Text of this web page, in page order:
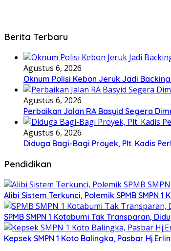
Berita Terbaru
Agustus 6, 2026
Oknum Polisi Kebon Jeruk Jadi
Agustus 6, 2026
Perbaikan Jalan RA Basyid Segera
Agustus 6, 2026
Diduga Bagi-Bagi Proyek, Plt. Kadis
Pendidikan
Alibi Sistem Terkunci, Polemik SPMB SMPN
SPMB SMPN 1 Kotabumi Tak Transparan,
Kepsek SMPN 1 Koto Balingka, Pasbar